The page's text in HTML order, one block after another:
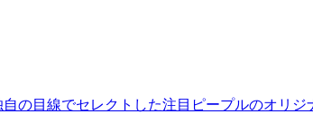
の目線でセレクトした注目ピープルのオリ